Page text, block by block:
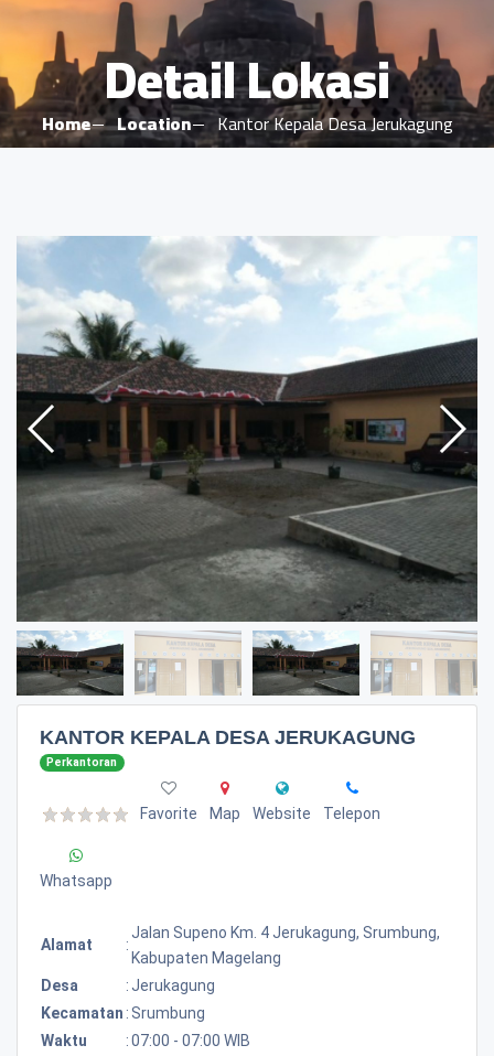
Detail Lokasi
Home Location Kantor Kepala Desa Jerukagung
KANTOR KEPALA DESA JERUKAGUNG
Perkantoran
Favorite Map Website Telepon
Whatsapp
Alamat :
Jalan Supeno Km. 4 Jerukagung, Srumbung,
Kabupaten Magelang
Desa
: Jerukagung
Kecamatan : Srumbung
Waktu
:07:00 - 07:00 WIB